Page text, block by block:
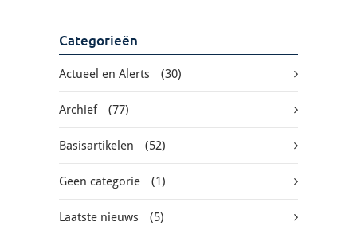
Categorieën
Actueel en Alerts (30)
Archief (77)
Basisartikelen (52)
Geen categorie (1)
Laatste nieuws (5)